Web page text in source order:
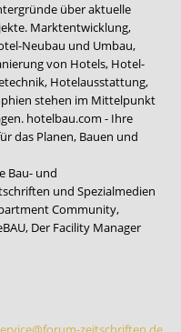
über aktuelle
Marktentwicklung,
Neubau und Umbau,
von Hotels, Hotel-
Hotelausstattung,
stehen im Mittelpunkt
hotelbau.com - Ihre
das Planen, Bauen und
Bau- und
und Spezialmedien
Community,
, Der Facility Manager